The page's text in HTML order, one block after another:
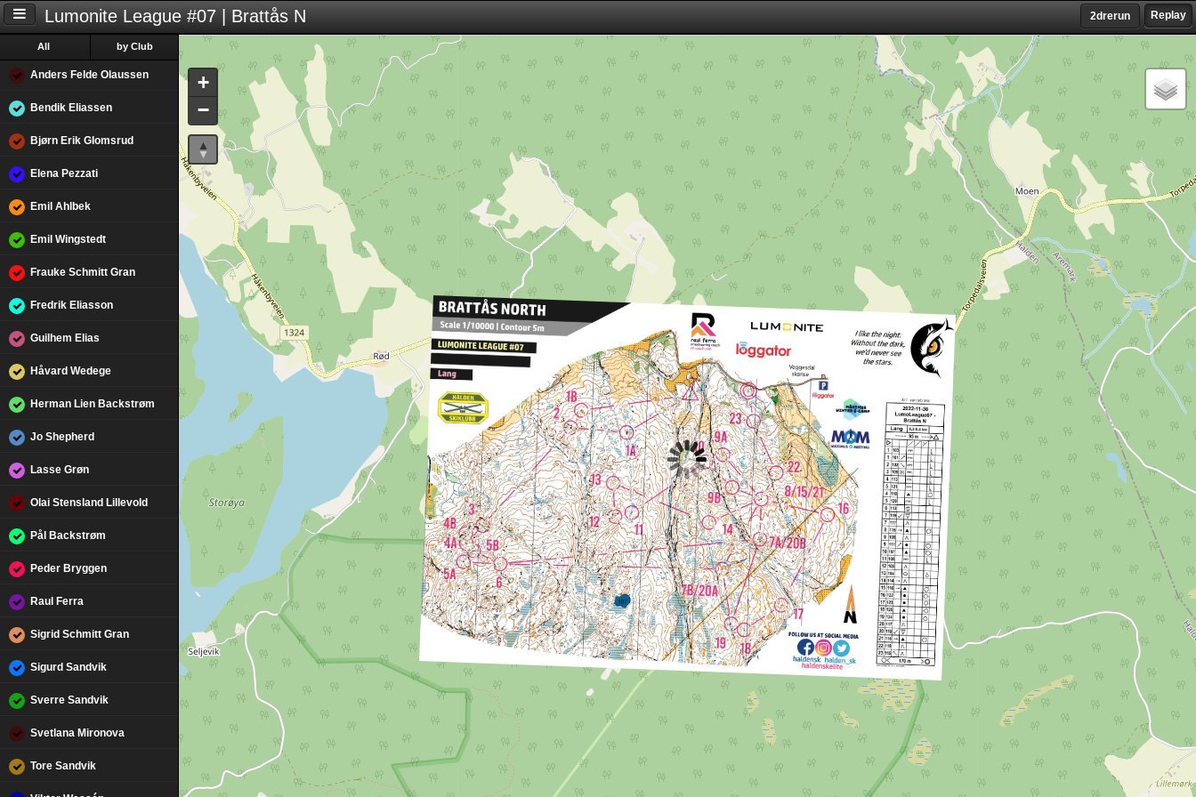
Replay
2drerun
Lumonite League #07 | Brattås N
Anders Felde Olaussen
Bendik Eliassen
Bjørn Erik Glomsrud
Elena Pezzati
Emil Ahlbek
Emil Wingstedt
Frauke Schmitt Gran
Fredrik Eliasson
Guilhem Elias
Håvard Wedege
Herman Lien Backstrøm
Jo Shepherd
Lasse Grøn
Olai Stensland Lillevold
Pål Backstrøm
Peder Bryggen
Raul Ferra
Sigrid Schmitt Gran
Sigurd Sandvik
Sverre Sandvik
Svetlana Mironova
Tore Sandvik
All by Club
+
−